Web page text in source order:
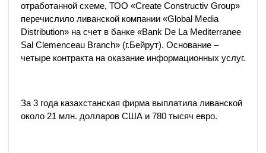
отработанной схеме, ТОО «Create Constructiv Group»
перечислило ливанской компании «Global Media
Distribution» на счет в банке «Bank De La Mediterranee
Sal Clemenceau Branch» (г.Бейрут). Основание –
четыре контракта на оказание информационных услуг.
За 3 года казахстанская фирма выплатила ливанской
около 21 млн. долларов США и 780 тысяч евро.